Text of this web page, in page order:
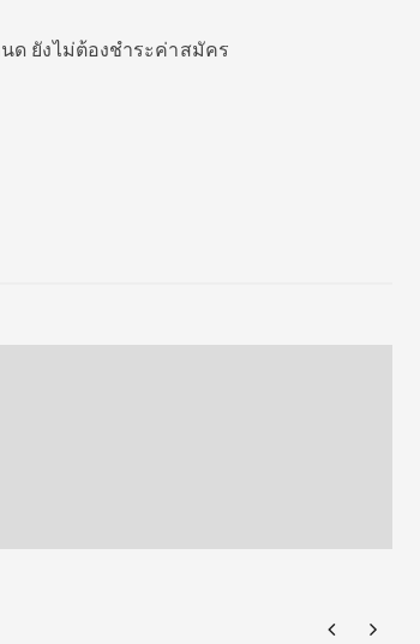
ด ยังไม่ต้องชำระค่าสมัคร